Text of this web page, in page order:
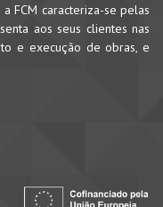
FCM caracteriza-se pelas
aos seus clientes nas
e execução de obras, e